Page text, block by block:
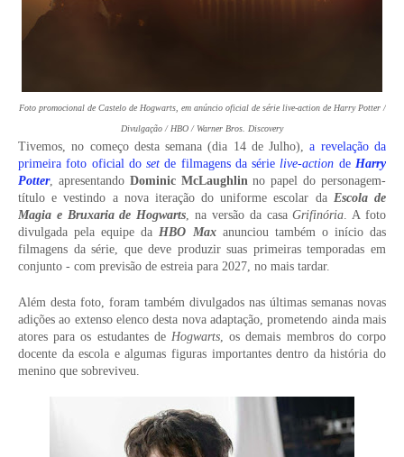
Foto promocional de Castelo de Hogwarts, em anúncio oficial de série live-action de Harry Potter /
Divulgação / HBO / Warner Bros. Discovery
Tivemos, no começo desta semana (dia 14 de Julho),a revelação da
primeira foto oficial doset de filmagens da sérielive-action deHarry
Potter, apresentando Dominic McLaughlinno papel do personagem-
título e vestindo a nova iteração do uniforme escolar da Escola de
Magia e Bruxaria de Hogwarts, na versão da casaGrifinória. A foto
divulgada pela equipe daHBO Maxanunciou também o início das
filmagens da série, que deve produzir suas primeiras temporadas em
conjunto - com previsão de estreia para 2027, no mais tardar.
Além desta foto, foram também divulgados nas últimas semanas novas
adições ao extenso elenco desta nova adaptação, prometendo ainda mais
atores para os estudantes de Hogwarts, os demais membros do corpo
docente da escola e algumas figuras importantes dentro da história do
menino que sobreviveu.